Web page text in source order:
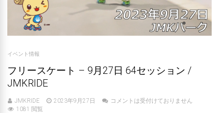
イベント情報
フリースケート – 9月27日 64セッション /
JMKRIDE
JMKRIDE 2023年9月27日
コメントは受付けておりません
1081 閲覧